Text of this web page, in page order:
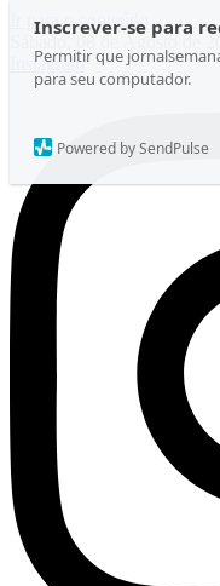
Inscrever-se para
Permitir que
para seu computador.
Powered by SendPulse
Ir para o conteúdo
Sábado, 08 de Agosto de
Instagram